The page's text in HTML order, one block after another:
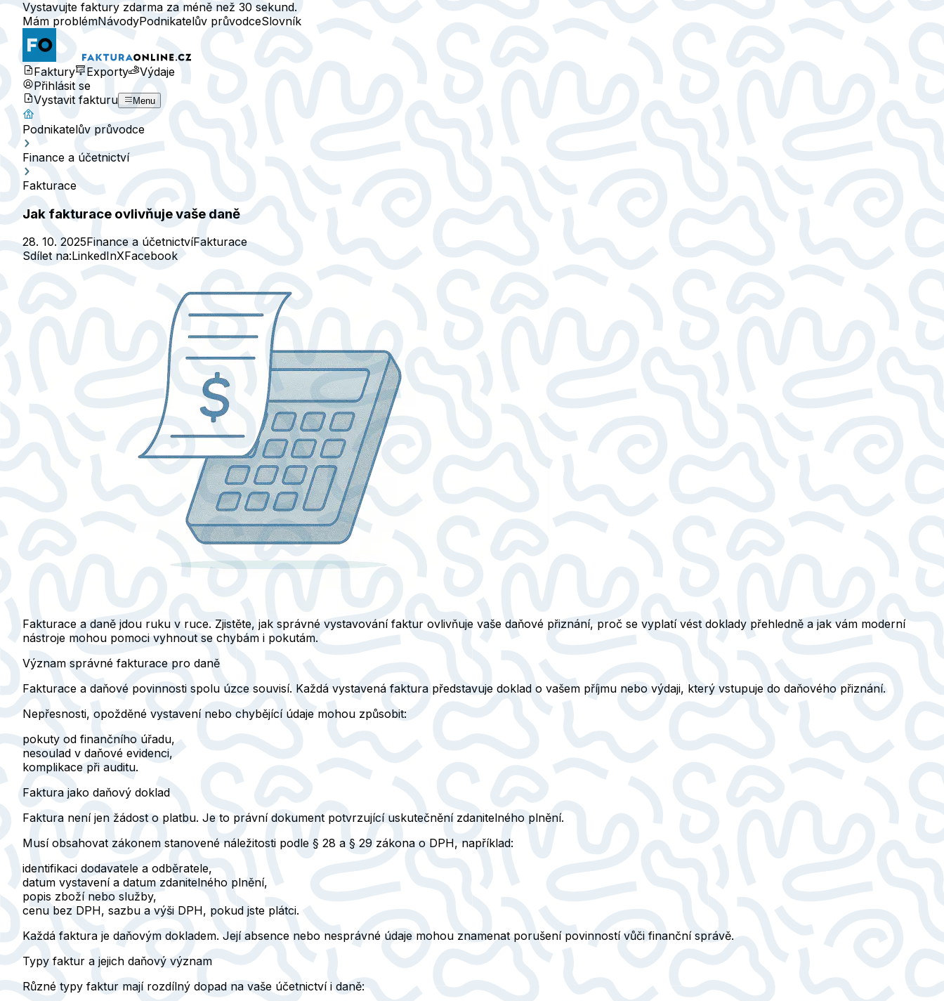
Vystavujte faktury zdarma za méně než 30 sekund.
Mám problémNávodyPodnikatelův průvodceSlovník
Faktury Exporty
Výdaje
Přihlásit se
Vystavit fakturu
Menu
Podnikatelův průvodce
Finance a účetnictví
Fakturace
Jak fakturace ovlivňuje vaše daně
28. 10. 2025Finance a účetnictvíFakturace
Sdílet na:LinkedInXFacebook
Fakturace a daně jdou ruku v ruce. Zjistěte, jak správné vystavování faktur ovlivňuje vaše daňové přiznání, proč se vyplatí vést doklady přehledně a jak vám moderní
nástroje mohou pomoci vyhnout se chybám i pokutám.
Význam správné fakturace pro daně
Fakturace a daňové povinnosti spolu úzce souvisí. Každá vystavená faktura představuje doklad o vašem příjmu nebo výdaji, který vstupuje do daňového přiznání.
Nepřesnosti, opožděné vystavení nebo chybějící údaje mohou způsobit:
pokuty od finančního úřadu,
nesoulad v daňové evidenci,
komplikace při auditu.
Faktura jako daňový doklad
Faktura není jen žádost o platbu. Je to právní dokument potvrzující uskutečnění zdanitelného plnění.
Musí obsahovat zákonem stanovené náležitosti podle § 28 a § 29 zákona o DPH, například:
identifikaci dodavatele a odběratele,
datum vystavení a datum zdanitelného plnění,
popis zboží nebo služby,
cenu bez DPH, sazbu a výši DPH, pokud jste plátci.
Každá faktura je daňovým dokladem. Její absence nebo nesprávné údaje mohou znamenat porušení povinností vůči finanční správě.
Typy faktur a jejich daňový význam
Různé typy faktur mají rozdílný dopad na vaše účetnictví i daně: